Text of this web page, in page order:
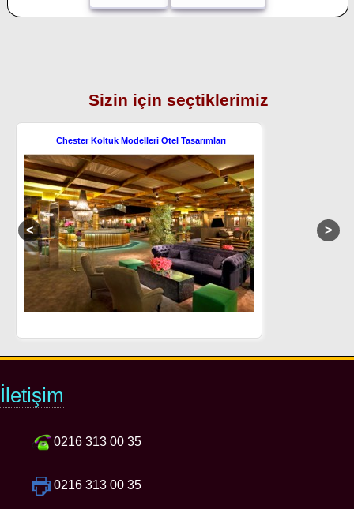
Sizin için seçtiklerimiz
Chester Koltuk Modelleri Otel Tasarımları
İletişim
0216 313 00 35
0216 313 00 35